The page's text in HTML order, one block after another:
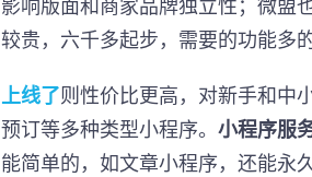
影响版面和商家品牌独立性；微盟
较贵，六千多起步，需要的功能多
上线了则性价比更高，对新手和中
预订等多种类型小程序。 小程序服
能简单的，如文章小程序，还能永久